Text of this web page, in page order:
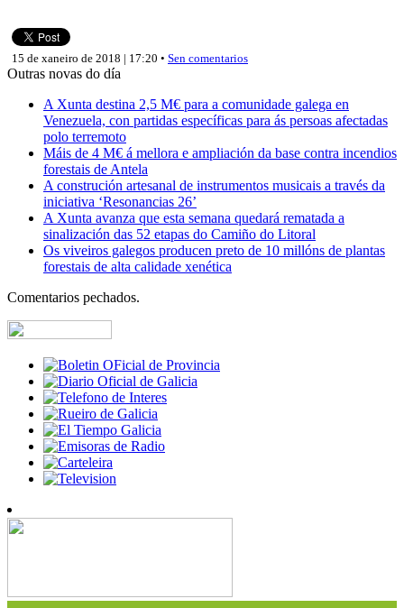
15 de xaneiro de 2018 | 17:20 • Sen comentarios
Outras novas do día
A Xunta destina 2,5 M€ para a comunidade galega en
Venezuela, con partidas específicas para ás persoas afectadas
polo terremoto
Máis de 4 M€ á mellora e ampliación da base contra incendios
forestais de Antela
A construción artesanal de instrumentos musicais a través da
iniciativa ‘Resonancias 26’
A Xunta avanza que esta semana quedará rematada a
sinalización das 52 etapas do Camiño do Litoral
Os viveiros galegos producen preto de 10 millóns de plantas
forestais de alta calidade xenética
Comentarios pechados.